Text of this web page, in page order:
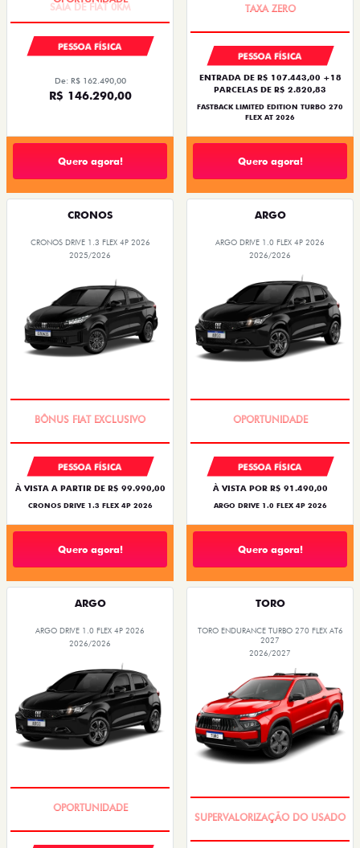
PESSOA FÍSICA
De: R$ 162.490,00
R$ 146.290,00
Quero agora!
PESSOA FÍSICA
ENTRADA DE R$ 107.443,00 +18
PARCELAS DE R$ 2.820,83
FASTBACK LIMITED EDITION TURBO 270
FLEX AT 2026
Quero agora!
CRONOS
CRONOS DRIVE 1.3 FLEX 4P 2026
2025/2026
PESSOA FÍSICA
À VISTA A PARTIR DE R$ 99.990,00
CRONOS DRIVE 1.3 FLEX 4P 2026
Quero agora!
ARGO
ARGO DRIVE 1.0 FLEX 4P 2026
2026/2026
PESSOA FÍSICA
À VISTA POR R$ 91.490,00
ARGO DRIVE 1.0 FLEX 4P 2026
Quero agora!
ARGO
ARGO DRIVE 1.0 FLEX 4P 2026
2026/2026
TORO
TORO ENDURANCE TURBO 270 FLEX AT6
2027
2026/2027